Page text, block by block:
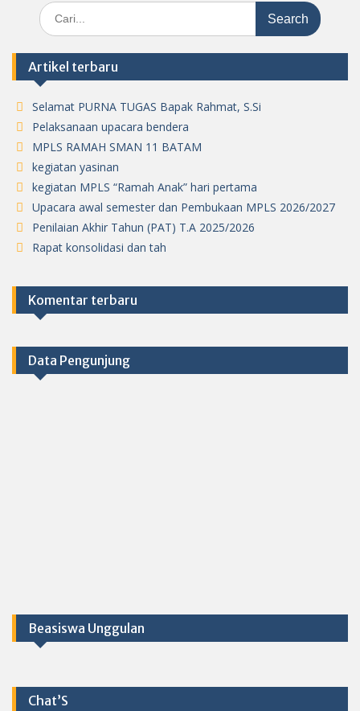
Search
for:
Artikel terbaru
Selamat PURNA TUGAS Bapak Rahmat, S.Si
Pelaksanaan upacara bendera
MPLS RAMAH SMAN 11 BATAM
kegiatan yasinan
kegiatan MPLS “Ramah Anak” hari pertama
Upacara awal semester dan Pembukaan MPLS 2026/2027
Penilaian Akhir Tahun (PAT) T.A 2025/2026
Rapat konsolidasi dan tah
Komentar terbaru
Data Pengunjung
Beasiswa Unggulan
Chat’S